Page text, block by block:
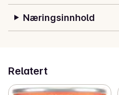
Næringsinnhold
Relatert